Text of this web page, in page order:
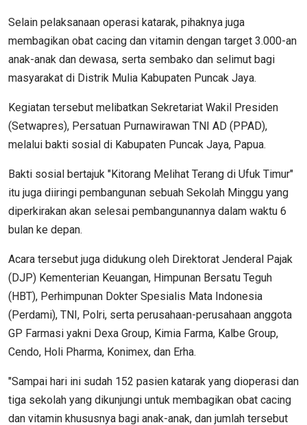
Selain pelaksanaan operasi katarak, pihaknya juga
membagikan obat cacing dan vitamin dengan target 3.000-an
anak-anak dan dewasa, serta sembako dan selimut bagi
masyarakat di Distrik Mulia Kabupaten Puncak Jaya.
Kegiatan tersebut melibatkan Sekretariat Wakil Presiden
(Setwapres), Persatuan Purnawirawan TNI AD (PPAD),
melalui bakti sosial di Kabupaten Puncak Jaya, Papua.
Bakti sosial bertajuk "Kitorang Melihat Terang di Ufuk Timur"
itu juga diiringi pembangunan sebuah Sekolah Minggu yang
diperkirakan akan selesai pembangunannya dalam waktu 6
bulan ke depan.
Acara tersebut juga didukung oleh Direktorat Jenderal Pajak
(DJP) Kementerian Keuangan, Himpunan Bersatu Teguh
(HBT), Perhimpunan Dokter Spesialis Mata Indonesia
(Perdami), TNI, Polri, serta perusahaan-perusahaan anggota
GP Farmasi yakni Dexa Group, Kimia Farma, Kalbe Group,
Cendo, Holi Pharma, Konimex, dan Erha.
"Sampai hari ini sudah 152 pasien katarak yang dioperasi dan
tiga sekolah yang dikunjungi untuk membagikan obat cacing
dan vitamin khususnya bagi anak-anak, dan jumlah tersebut